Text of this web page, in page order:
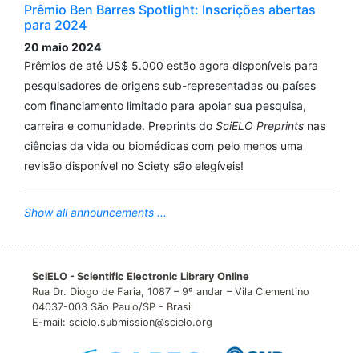
Prêmio Ben Barres Spotlight: Inscrições abertas
para 2024
20 maio 2024
Prêmios de até US$ 5.000 estão agora disponíveis para
pesquisadores de origens sub-representadas ou países
com financiamento limitado para apoiar sua pesquisa,
carreira e comunidade. Preprints do SciELO Preprints nas
ciências da vida ou biomédicas com pelo menos uma
revisão disponível no Sciety são elegíveis!
Show all announcements ...
SciELO - Scientific Electronic Library Online
Rua Dr. Diogo de Faria, 1087 – 9º andar – Vila Clementino
04037-003 São Paulo/SP - Brasil
E-mail: scielo.submission@scielo.org